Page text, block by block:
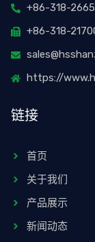
+86-318-
+86-318-
https://
链接
首页
关于我们
产品展示
新闻动态